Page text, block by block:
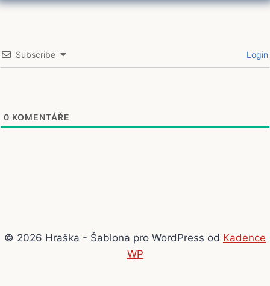
Subscribe Login
0 KOMENTÁŘE
© 2026 Hraška - Šablona pro WordPress od Kadence
WP